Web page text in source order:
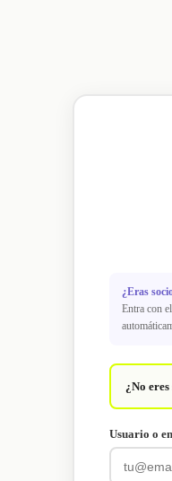
¿Eras
Entra con
¿No
Usuario o